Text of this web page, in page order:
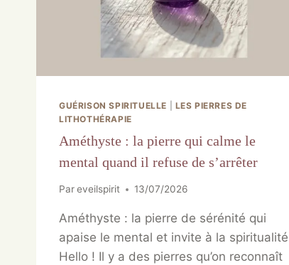
GUÉRISON SPIRITUELLE
LES PIERRES DE
LITHOTHÉRAPIE
Améthyste : la pierre qui calme le
mental quand il refuse de s’arrêter
Pareveilspirit 13/07/2026
Améthyste : la pierre de sérénité qui
apaise le mental et invite à la spiritualité
Hello ! Il y a des pierres qu’on reconnaît